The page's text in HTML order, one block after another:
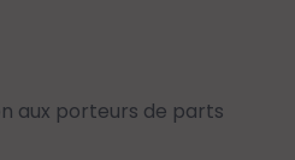
aux porteurs de parts